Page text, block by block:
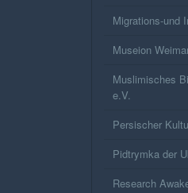
Migrations-und
Museion
Muslimisches
e.V.
Persischer
Pidtrymka der
Research